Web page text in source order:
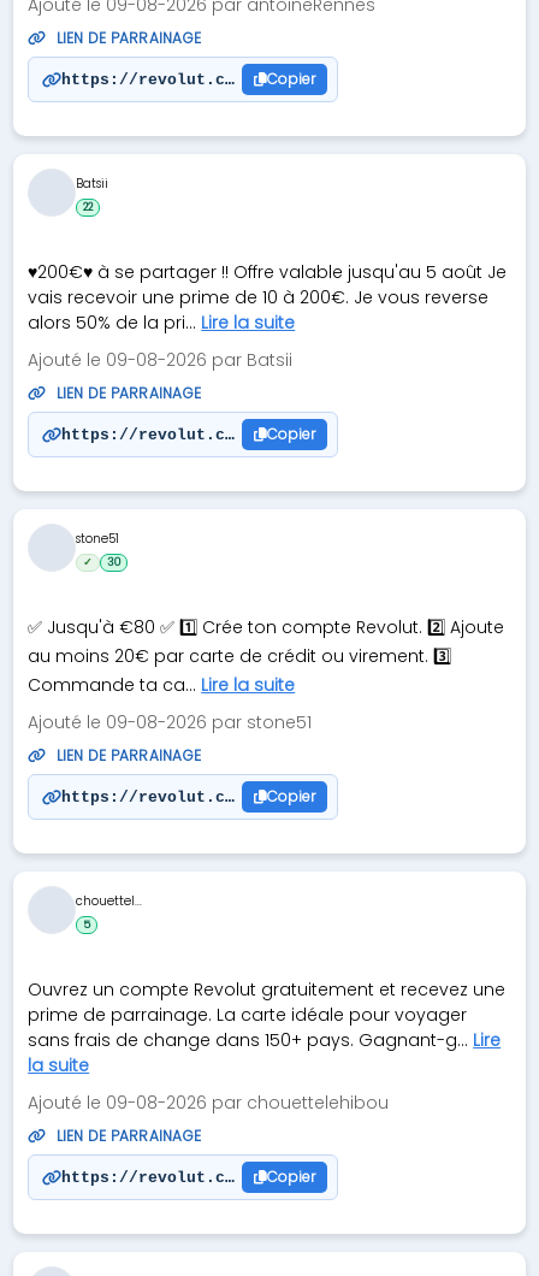
Ajouté le 09-08-2026 par antoineRennes
LIEN DE PARRAINAGE
https://revolut.com/referral/?referral-
Copier
♥200€♥ à se partager !! Offre valable jusqu'au 5 août Je
vais recevoir une prime de 10 à 200€. Je vous reverse
alors 50% de la pri... Lire la suite
Ajouté le 09-08-2026 par Batsii
LIEN DE PARRAINAGE
https://revolut.com/referral/?referral-
Copier
Batsii
22
✅ Jusqu'à €80 ✅ 1️⃣ Crée ton compte Revolut. 2️⃣ Ajoute
au moins 20€ par carte de crédit ou virement. 3️⃣
Commande ta ca... Lire la suite
Ajouté le 09-08-2026 par stone51
LIEN DE PARRAINAGE
https://revolut.com/referral/?referral-
Copier
stone51
✓ 30
Ouvrez un compte Revolut gratuitement et recevez une
prime de parrainage. La carte idéale pour voyager
sans frais de change dans 150+ pays. Gagnant-g... Lire
la suite
Ajouté le 09-08-2026 par chouettelehibou
LIEN DE PARRAINAGE
https://revolut.com/referral/?referral-
Copier
chouettel...
5